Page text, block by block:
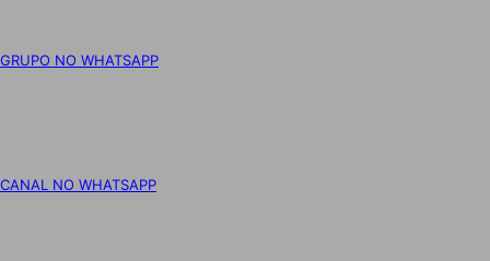
GRUPO NO WHATSAPP
CANAL NO WHATSAPP